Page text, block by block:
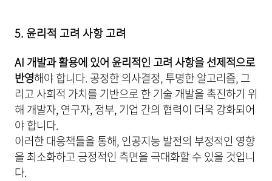
5. 윤리적 고려 사항 고려
AI 개발과 활용에 있어 윤리적인 고려 사항을 선제적으로
반영해야 합니다. 공정한 의사결정, 투명한 알고리즘, 그
리고 사회적 가치를 기반으로 한 기술 개발을 촉진하기 위
해 개발자, 연구자, 정부, 기업 간의 협력이 더욱 강화되어
야 합니다.
이러한 대응책들을 통해, 인공지능 발전의 부정적인 영향
을 최소화하고 긍정적인 측면을 극대화할 수 있을 것입니
다.